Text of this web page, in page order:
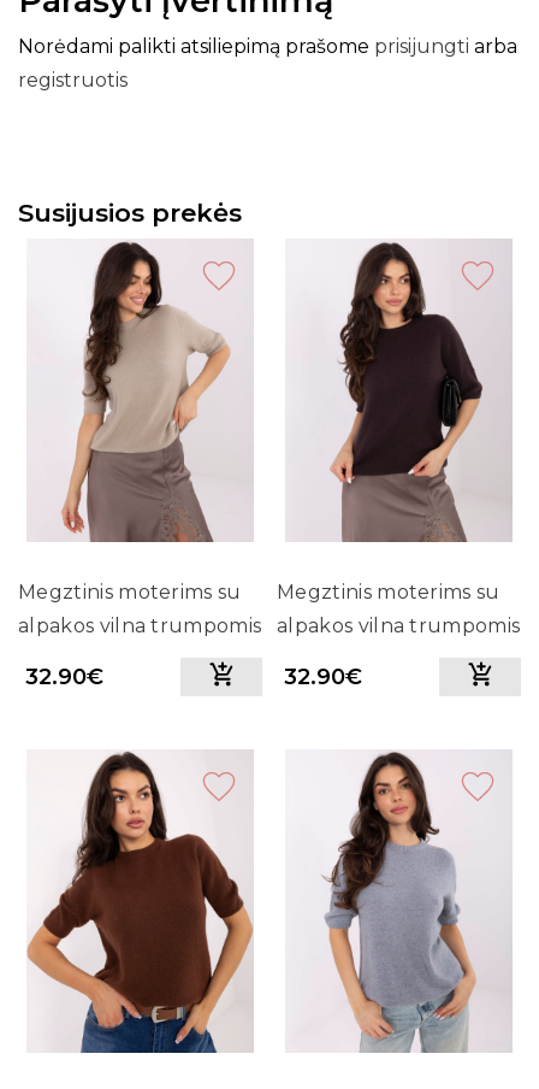
Norėdami palikti atsiliepimą prašome prisijungti arba
registruotis
Susijusios prekės
Megztinis moterims su
alpakos vilna trumpomis
rankovėmis (smėlio)
32.90€
Megztinis moterims su
alpakos vilna trumpomis
rankovėmis (tamsiai
32.90€